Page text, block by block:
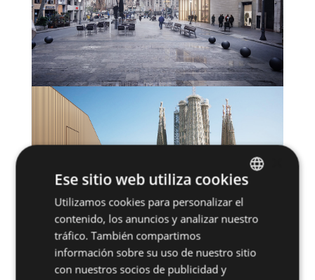
SPANISH
ENGLISH
Ese sitio web utiliza cookies
Utilizamos cookies para personalizar el
contenido, los anuncios y analizar nuestro
tráfico. También compartimos
información sobre su uso de nuestro sitio
con nuestros socios de publicidad y